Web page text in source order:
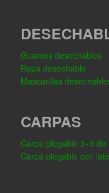
Guantes desechables
Ropa desechable
Mascarillas
CARPAS
Carpa plegable 3×3 de
Carpa plegable con